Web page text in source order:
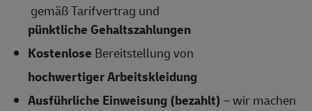
gemäß Tarifvertrag und
pünktliche Gehaltszahlungen
Kostenlose Bereitstellung von
hochwertiger Arbeitskleidung
Ausführliche Einweisung (bezahlt)– wir machen